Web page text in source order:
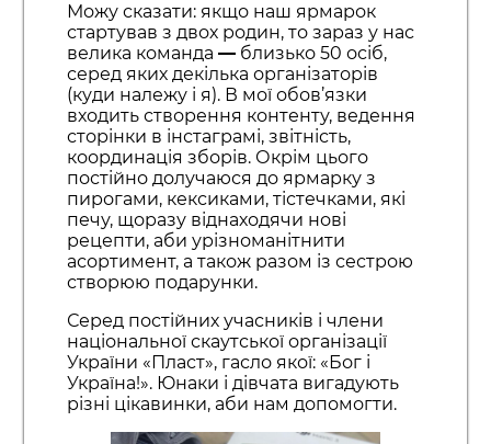
Можу сказати: якщо наш ярмарок
стартував з двох родин, то зараз у нас
велика команда —близько 50 осіб,
серед яких декілька організаторів
(куди належу і я). В мої обов’язки
входить створення контенту, ведення
сторінки в інстаграмі, звітність,
координація зборів. Окрім цього
постійно долучаюся до ярмарку з
пирогами, кексиками, тістечками, які
печу, щоразу віднаходячи нові
рецепти, аби урізноманітнити
асортимент, а також разом із сестрою
створюю подарунки.
Серед постійних учасників і члени
національної скаутської організації
України «Пласт», гасло якої: «Бог і
Україна!». Юнаки і дівчата вигадують
різні цікавинки, аби нам допомогти.